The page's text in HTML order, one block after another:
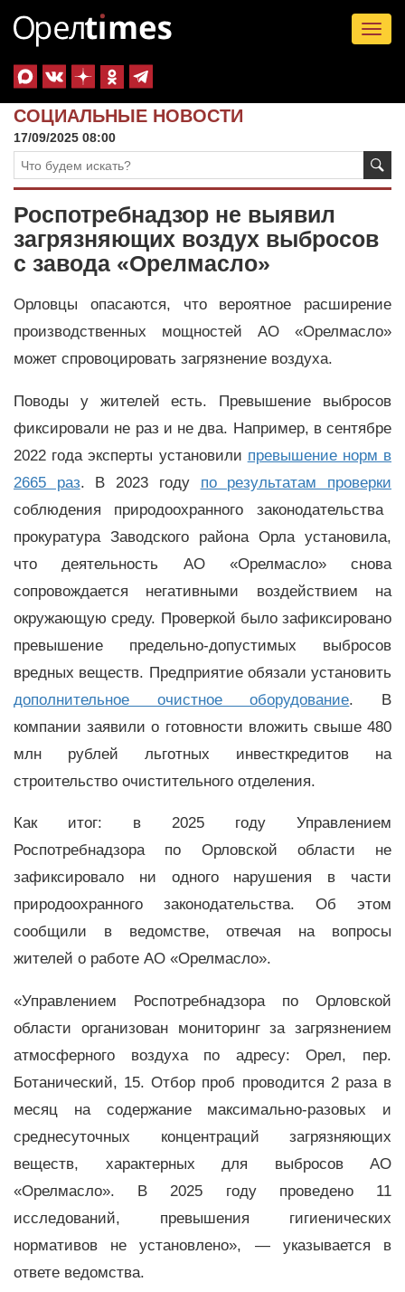
СОЦИАЛЬНЫЕ НОВОСТИ
17/09/2025 08:00
Роспотребнадзор не выявил
загрязняющих воздух выбросов
с завода «Орелмасло»
Орловцы опасаются, что вероятное расширение
производственных мощностей АО «Орелмасло»
может спровоцировать загрязнение воздуха.
Поводы у жителей есть. Превышение выбросов
фиксировали не раз и не два. Например, в сентябре
2022 года эксперты установили превышение норм в
2665 раз. В 2023 году по результатам проверки
соблюдения природоохранного законодательства
прокуратура Заводского района Орла установила,
что деятельность АО «Орелмасло» снова
сопровождается негативными воздействием на
окружающую среду. Проверкой было зафиксировано
превышение предельно-допустимых выбросов
вредных веществ. Предприятие обязали установить
дополнительное очистное оборудование. В
компании заявили о готовности вложить свыше 480
млн рублей льготных инвесткредитов на
строительство очистительного отделения.
Как итог: в 2025 году Управлением
Роспотребнадзора по Орловской области не
зафиксировало ни одного нарушения в части
природоохранного законодательства. Об этом
сообщили в ведомстве, отвечая на вопросы
жителей о работе АО «Орелмасло».
«Управлением Роспотребнадзора по Орловской
области организован мониторинг за загрязнением
атмосферного воздуха по адресу: Орел, пер.
Ботанический, 15. Отбор проб проводится 2 раза в
месяц на содержание максимально-разовых и
среднесуточных концентраций загрязняющих
веществ, характерных для выбросов АО
«Орелмасло». В 2025 году проведено 11
исследований, превышения гигиенических
нормативов не установлено», — указывается в
ответе ведомства.